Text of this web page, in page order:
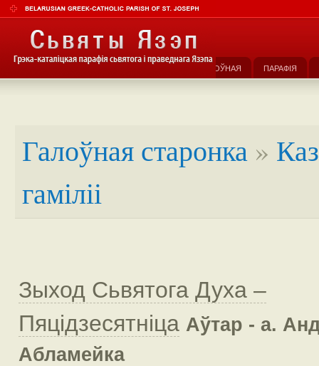
ГАЛОЎНАЯ ПАРАФІЯ
Галоўная старонка»
гаміліі
Зыход Сьвятога Духа –
Пяцідзесятніца Аўтар - а.
Абламейка